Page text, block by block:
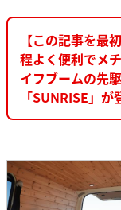
【この記事を最
程よく便利でメ
イフブームの先
「SUNRISE」が